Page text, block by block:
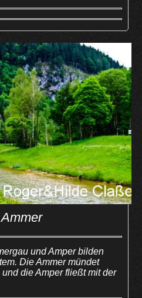
und Amper bilden
Die Ammer mündet
die Amper fließt mit der